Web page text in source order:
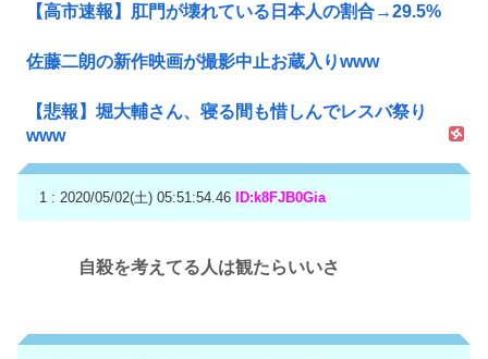
【高市速報】肛門が壊れている日本人の割合→29.5%
佐藤二朗の新作映画が撮影中止お蔵入りwww
【悲報】堀大輔さん、寝る間も惜しんでレスバ祭り
www
1 : 2020/05/02(土) 05:51:54.46 ID:k8FJB0Gia
自殺を考えてる人は観たらいいさ